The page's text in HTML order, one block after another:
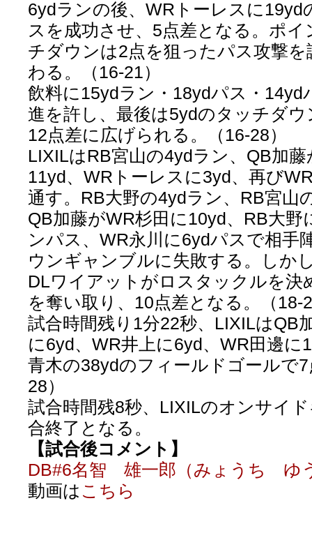
6ydランの後、WRトーレスに19yd
スを成功させ、5点差となる。ポ
チダウンは2点を狙ったパス攻撃
わる。（16-21）
飲料に15ydラン・18ydパス・14yd
進を許し、最後は5ydのタッチダ
12点差に広げられる。（16-28）
LIXILはRB宮山の4ydラン、QB加
11yd、WRトーレスに3yd、再び
通す。RB大野の4ydラン、RB宮山
QB加藤がWR杉田に10yd、RB大野
ンパス、WR永川に6ydパスで相手
ウンギャンブルに失敗する。しか
DLワイアットがロスタックルを決
を奪い取り、10点差となる。（18-
試合時間残り1分22秒、LIXILはQB
に6yd、WR井上に6yd、WR田邊に
青木の38ydのフィールドゴールで
28）
試合時間残8秒、LIXILのオンサイ
合終了となる。
【試合後コメント】
DB#6名智 雄一郎（みょうち ゆ
動画は こちら